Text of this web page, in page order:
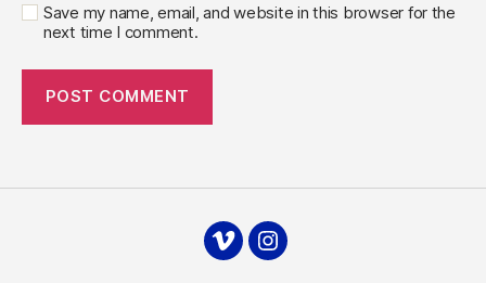
Save my name, email, and website in this browser for the
next time I comment.
VimeoInstagram